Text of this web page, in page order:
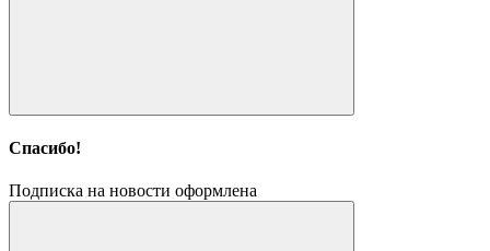
Спасибо!
Подписка на новости оформлена